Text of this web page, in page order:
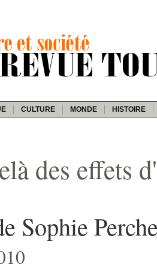
CULTURE MONDE HISTOIRE
des effets
Sophie